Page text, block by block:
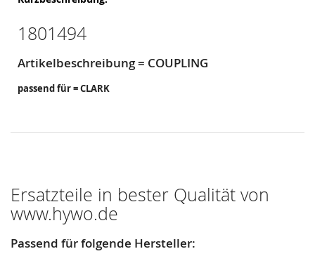
1801494
Artikelbeschreibung = COUPLING
passend für = CLARK
Ersatzteile in bester Qualität von
www.hywo.de
Passend für folgende Hersteller: